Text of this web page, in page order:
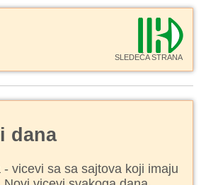
SLEDEĆA STRANA
dana
- vicevi sa sa sajtova koji imaju